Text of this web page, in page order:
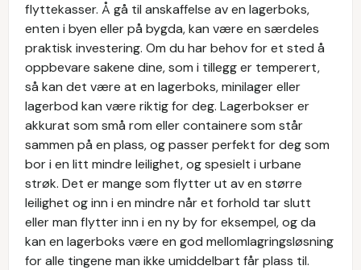
flyttekasser. Å gå til anskaffelse av en lagerboks,
enten i byen eller på bygda, kan være en særdeles
praktisk investering. Om du har behov for et sted å
oppbevare sakene dine, som i tillegg er temperert,
så kan det være at en lagerboks, minilager eller
lagerbod kan være riktig for deg. Lagerbokser er
akkurat som små rom eller containere som står
sammen på en plass, og passer perfekt for deg som
bor i en litt mindre leilighet, og spesielt i urbane
strøk. Det er mange som flytter ut av en større
leilighet og inn i en mindre når et forhold tar slutt
eller man flytter inn i en ny by for eksempel, og da
kan en lagerboks være en god mellomlagringsløsning
for alle tingene man ikke umiddelbart får plass til.